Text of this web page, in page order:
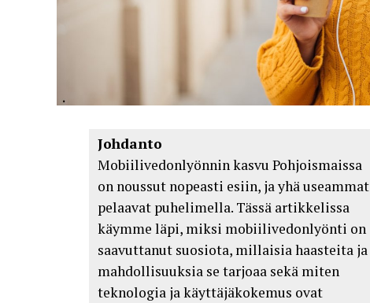
Johdanto
Mobiilivedonlyönnin kasvu Pohjoismaissa
on noussut nopeasti esiin, ja yhä useammat
pelaavat puhelimella. Tässä artikkelissa
käymme läpi, miksi mobiilivedonlyönti on
saavuttanut suosiota, millaisia haasteita ja
mahdollisuuksia se tarjoaa sekä miten
teknologia ja käyttäjäkokemus ovat